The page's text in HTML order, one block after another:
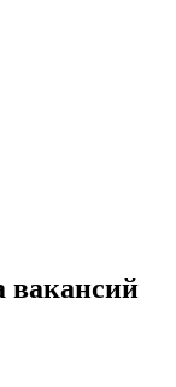
вакансий